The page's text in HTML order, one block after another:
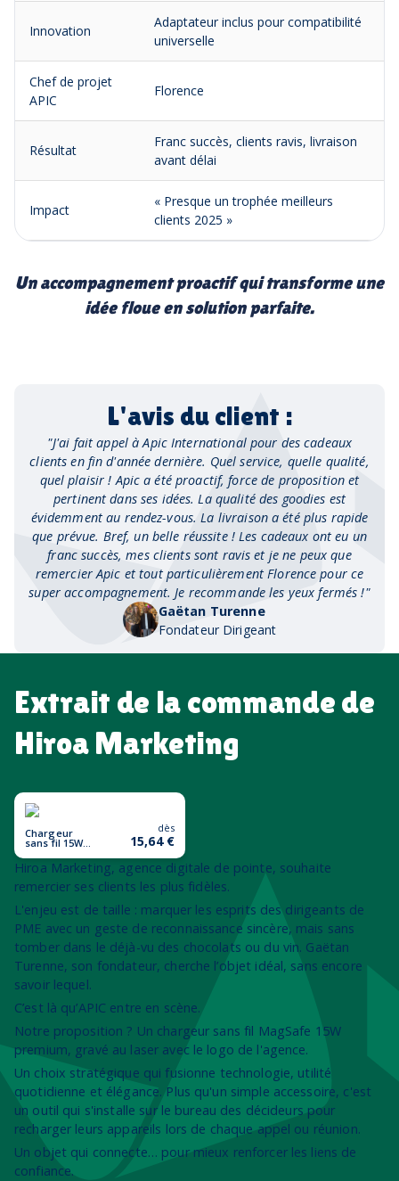
Innovation
Adaptateur inclus pour compatibilité
universelle
Chef de projet
APIC
Florence
Résultat
Franc succès, clients ravis, livraison
avant délai
Impact
« Presque un trophée meilleurs
clients 2025 »
Un accompagnement proactif qui transforme une
idée floue en solution parfaite.
L'avis du client :
"J'ai fait appel à Apic International pour des cadeaux
clients en fin d'année dernière. Quel service, quelle qualité,
quel plaisir ! Apic a été proactif, force de proposition et
pertinent dans ses idées. La qualité des goodies est
évidemment au rendez-vous. La livraison a été plus rapide
que prévue. Bref, un belle réussite ! Les cadeaux ont eu un
franc succès, mes clients sont ravis et je ne peux que
remercier Apic et tout particulièrement Florence pour ce
super accompagnement. Je recommande les yeux fermés !"
Gaëtan Turenne
Fondateur Dirigeant
Extrait de la commande de
Hiroa Marketing
Chargeur
sans fil 15W
dès
15,64 €
Hiroa Marketing, agence digitale de pointe, souhaite
remercier ses clients les plus fidèles.
L'enjeu est de taille : marquer les esprits des dirigeants de
PME avec un geste de reconnaissance sincère, mais sans
tomber dans le déjà-vu des chocolats ou du vin. Gaëtan
Turenne, son fondateur, cherche l’objet idéal, sans encore
savoir lequel.
C’est là qu’APIC entre en scène.
Notre proposition ? Un chargeur sans fil MagSafe 15W
premium, gravé au laser avec le logo de l'agence.
Un choix stratégique qui fusionne technologie, utilité
quotidienne et élégance. Plus qu'un simple accessoire, c'est
un outil qui s'installe sur le bureau des décideurs pour
recharger leurs appareils lors de chaque appel ou réunion.
Un objet qui connecte… pour mieux renforcer les liens de
confiance.